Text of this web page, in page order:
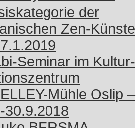
der
Zen-Künste
Seminar im Kultur-
Mühle Oslip –
30.9.2018